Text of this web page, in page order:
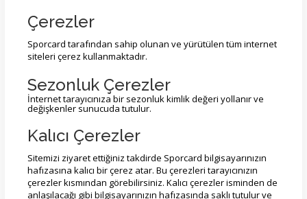
Çerezler
Sporcard tarafından sahip olunan ve yürütülen tüm internet
siteleri çerez kullanmaktadır.
Sezonluk Çerezler
İnternet tarayıcınıza bir sezonluk kimlik değeri yollanır ve
değişkenler sunucuda tutulur.
Kalıcı Çerezler
Sitemizi ziyaret ettiğiniz takdirde Sporcard bilgisayarınızın
hafızasına kalıcı bir çerez atar. Bu çerezleri tarayıcınızın
çerezler kısmından görebilirsiniz. Kalıcı çerezler isminden de
anlaşılacağı gibi bilgisayarınızın hafızasında saklı tutulur ve